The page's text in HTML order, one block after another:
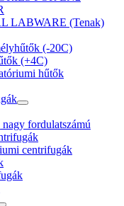
LABWARE (Tenak)
(-20C)
(+4C)
hűtők
fordulatszámú
centrifugák